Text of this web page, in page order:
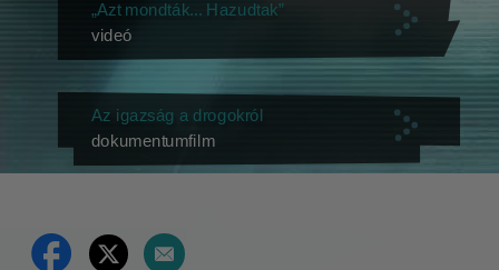
„Azt mondták... Hazudtak”
videó
Az igazság a drogokról
dokumentumfilm